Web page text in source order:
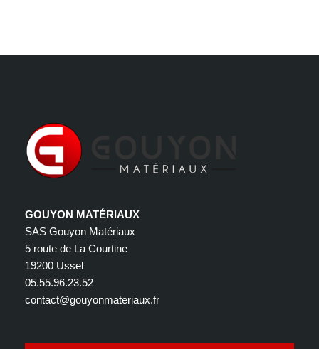
GOUYON MATÉRIAUX
SAS Gouyon Matériaux
5 route de La Courtine
19200 Ussel
05.55.96.23.52
contact@gouyonmateriaux.fr